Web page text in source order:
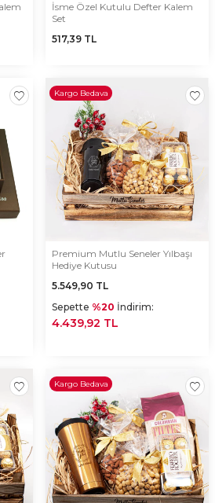
İsme Özel Kutulu Defter Kalem
Set
517,39 TL
Kargo Bedava
Premium Mutlu Seneler Yılbaşı
Hediye Kutusu
5.549,90 TL
Sepette %20 İndirim:
4.439,92 TL
Kargo Bedava